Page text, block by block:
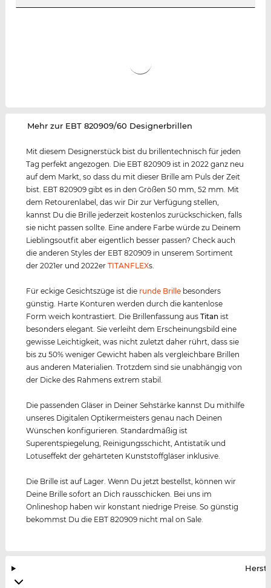
‌Mehr zur EBT 820909/60 Designerbrillen
Mit diesem Designerstück bist du brillentechnisch für jeden
Tag perfekt angezogen. Die EBT 820909 ist in 2022 ganz neu
auf dem Markt, so dass du mit dieser Brille am Puls der Zeit
bist. EBT 820909 gibt es in den Größen 50 mm, 52 mm. Mit
dem Retourenlabel, das wir Dir zur Verfügung stellen,
kannst Du die Brille jederzeit kostenlos zurückschicken, falls
sie nicht passen sollte. Eine andere Farbe würde zu Deinem
Lieblingsoutfit aber eigentlich besser passen? Check auch
die anderen Styles der EBT 820909 in unserem Sortiment
der 2021er und 2022erTITANFLEXs.
Für eckige Gesichtszüge ist die runde Brille besonders
günstig. Harte Konturen werden durch die kantenlose
Form weich kontrastiert. Die Brillenfassung ausTitan ist
besonders elegant. Sie verleiht dem Erscheinungsbild eine
gewisse Leichtigkeit, was nicht zuletzt daher rührt, dass sie
bis zu 50% weniger Gewicht haben als vergleichbare Brillen
aus anderen Materialien. Trotzdem sind sie unabhängig von
der Dicke des Rahmens extrem stabil.
Die passenden Gläser in Deiner Sehstärke kannst Du mithilfe
unseres Digitalen Optikermeisters genau nach Deinen
Wünschen konfigurieren. Standardmäßig ist
Superentspiegelung, Reinigungsschicht, Antistatik und
Lotuseffekt der gehärteten Kunststoffgläser inklusive.
Die Brille ist auf Lager. Wenn Du jetzt bestellst, können wir
Deine Brille sofort an Dich rausschicken. Bei uns im
Onlineshop haben wir konstant niedrige Preise. So günstig
bekommst Du die EBT 820909 nicht mal on Sale.